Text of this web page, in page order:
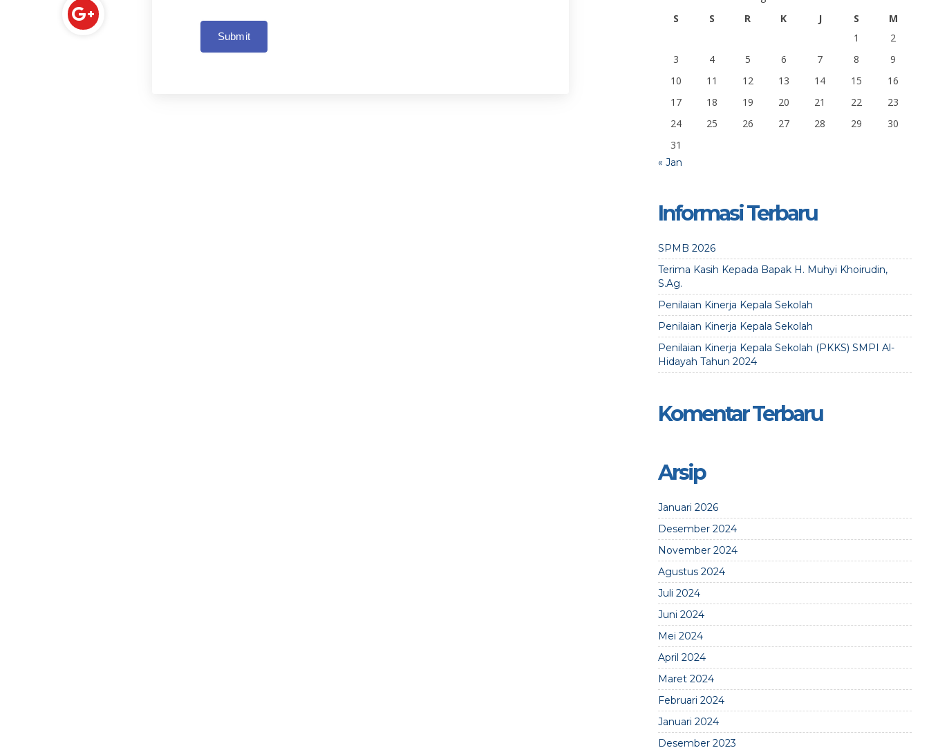
Submit
S
S R K J S
M
1
2
3
4 5 6 7 8
9
10
11 12 13 14 15
16
17
18 19 20 21 22
23
24
25 26 27 28 29
30
31
« Jan
Informasi Terbaru
SPMB 2026
Terima Kasih Kepada Bapak H. Muhyi Khoirudin,
S.Ag.
Penilaian Kinerja Kepala Sekolah
Penilaian Kinerja Kepala Sekolah
Penilaian Kinerja Kepala Sekolah (PKKS) SMPI Al-
Hidayah Tahun 2024
Komentar Terbaru
Arsip
Januari 2026
Desember 2024
November 2024
Agustus 2024
Juli 2024
Juni 2024
Mei 2024
April 2024
Maret 2024
Februari 2024
Januari 2024
Desember 2023